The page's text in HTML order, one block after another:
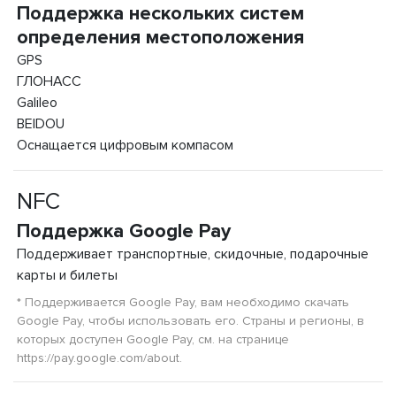
Поддержка нескольких систем
определения местоположения
GPS
ГЛОНАСС
Galileo
BEIDOU
Оснащается цифровым компасом
NFC
Поддержка Google Pay
Поддерживает транспортные, скидочные, подарочные
карты и билеты
* Поддерживается Google Pay, вам необходимо скачать
Google Pay, чтобы использовать его. Страны и регионы, в
которых доступен Google Pay, см. на странице
https://pay.google.com/about.